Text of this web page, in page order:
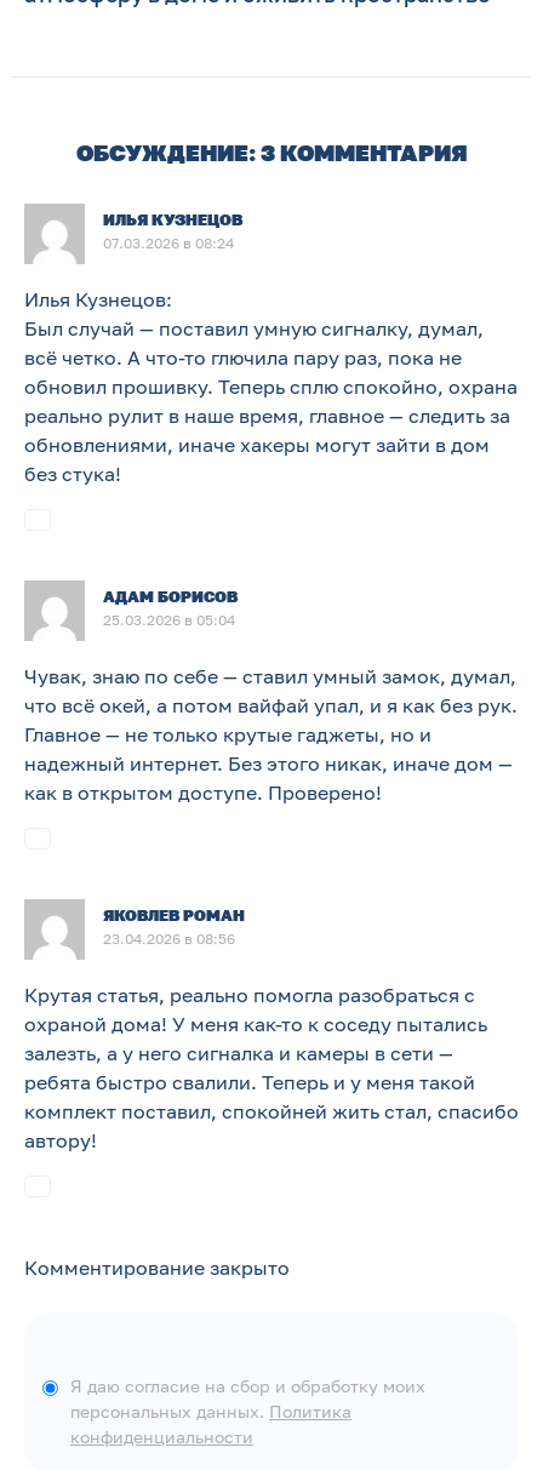
ОБСУЖДЕНИЕ: 3 КОММЕНТАРИЯ
ИЛЬЯ КУЗНЕЦОВ
07.03.2026 в 08:24
Илья Кузнецов:
Был случай — поставил умную сигналку, думал,
всё четко. А что-то глючила пару раз, пока не
обновил прошивку. Теперь сплю спокойно, охрана
реально рулит в наше время, главное — следить за
обновлениями, иначе хакеры могут зайти в дом
без стука!
АДАМ БОРИСОВ
25.03.2026 в 05:04
Чувак, знаю по себе — ставил умный замок, думал,
что всё окей, а потом вайфай упал, и я как без рук.
Главное — не только крутые гаджеты, но и
надежный интернет. Без этого никак, иначе дом —
как в открытом доступе. Проверено!
ЯКОВЛЕВ РОМАН
23.04.2026 в 08:56
Крутая статья, реально помогла разобраться с
охраной дома! У меня как-то к соседу пытались
залезть, а у него сигналка и камеры в сети —
ребята быстро свалили. Теперь и у меня такой
комплект поставил, спокойней жить стал, спасибо
автору!
Комментирование закрыто
Я даю согласие на сбор и обработку моих
персональных данных. Политика
конфиденциальности